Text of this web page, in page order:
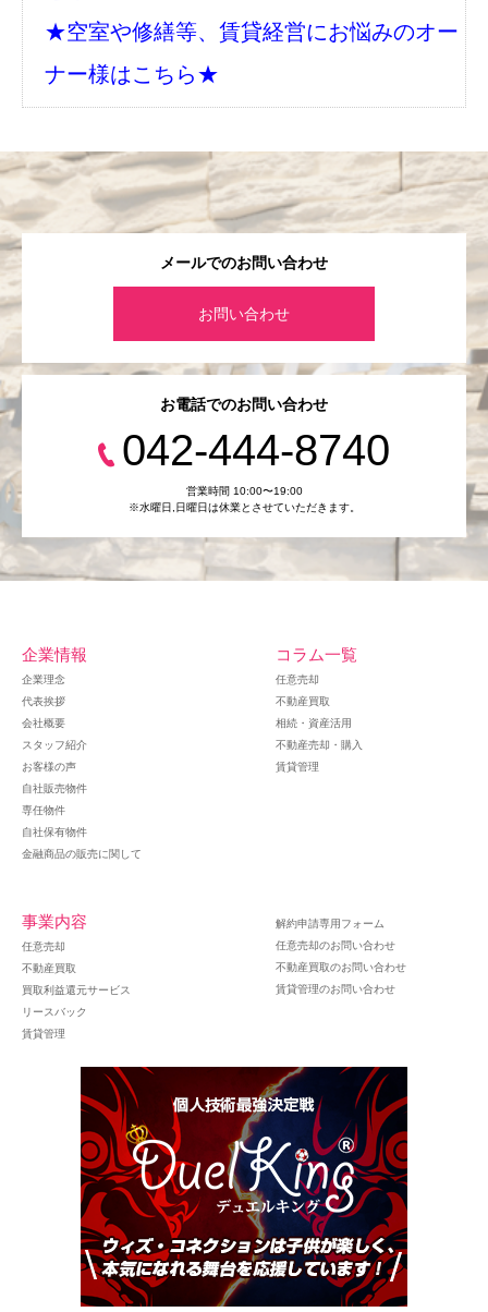
★空室や修繕等、賃貸経営にお悩みのオー
ナー様はこちら★
メールでのお問い合わせ
お問い合わせ
お電話でのお問い合わせ
042-444-8740
営業時間 10:00〜19:00
※水曜日,⽇曜日は休業とさせていただきます。
企業情報
企業理念
代表挨拶
会社概要
スタッフ紹介
お客様の声
自社販売物件
専任物件
自社保有物件
金融商品の販売に関して
コラム一覧
任意売却
不動産買取
相続・資産活用
不動産売却・購入
賃貸管理
事業内容
任意売却
不動産買取
買取利益還元サービス
リースバック
賃貸管理
解約申請専用フォーム
任意売却のお問い合わせ
不動産買取のお問い合わせ
賃貸管理のお問い合わせ